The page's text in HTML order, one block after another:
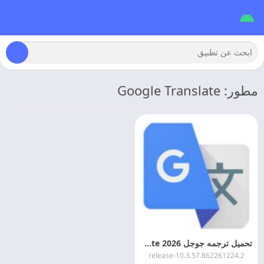
مطور: Google Translate
تحميل ترجمه جوجل 2026 Google Translate اخر اصدار
10.3.57.862261224.2-release